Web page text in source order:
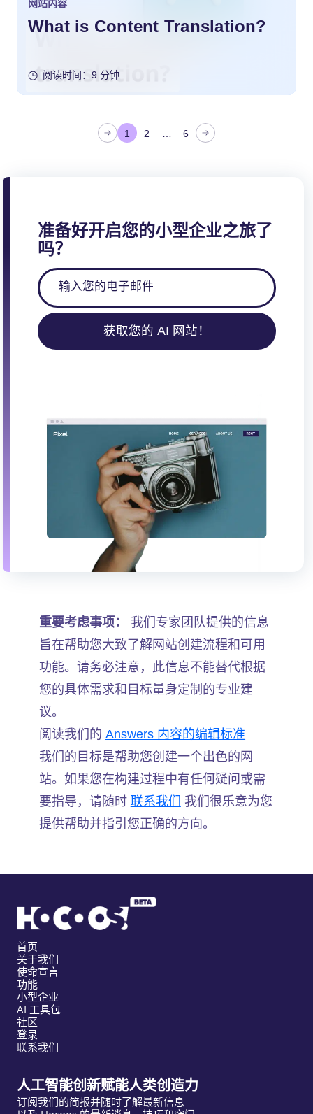
网站内容
What is Content Translation?
阅读时间：9 分钟
1 2 … 6
准备好开启您的小型企业之旅了
吗？
获取您的 AI 网站！
重要考虑事项：
我们专家团队提供的信息
旨在帮助您大致了解网站创建流程和可用
功能。请务必注意，此信息不能替代根据
您的具体需求和目标量身定制的专业建
议。
阅读我们的 Answers 内容的编辑标准
我们的目标是帮助您创建一个出色的网
站。如果您在构建过程中有任何疑问或需
要指导，请随时 联系我们
我们很乐意为您
提供帮助并指引您正确的方向。
首页
关于我们
使命宣言
功能
小型企业
AI 工具包
社区
登录
联系我们
人工智能创新赋能人类创造力
订阅我们的简报并随时了解最新信息